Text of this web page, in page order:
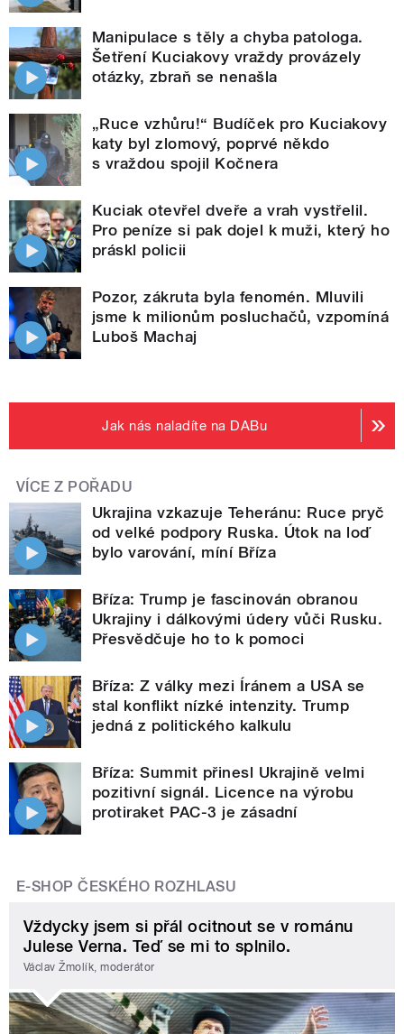
Manipulace s těly a chyba patologa.
Šetření Kuciakovy vraždy provázely
otázky, zbraň se nenašla
„Ruce vzhůru!“ Budíček pro Kuciakovy
katy byl zlomový, poprvé někdo
s vraždou spojil Kočnera
Kuciak otevřel dveře a vrah vystřelil.
Pro peníze si pak dojel k muži, který ho
práskl policii
Pozor, zákruta byla fenomén. Mluvili
jsme k milionům posluchačů, vzpomíná
Luboš Machaj
Jak nás naladíte na DABu
VÍCE Z POŘADU
Ukrajina vzkazuje Teheránu: Ruce pryč
od velké podpory Ruska. Útok na loď
bylo varování, míní Bříza
Bříza: Trump je fascinován obranou
Ukrajiny i dálkovými údery vůči Rusku.
Přesvědčuje ho to k pomoci
Bříza: Z války mezi Íránem a USA se
stal konflikt nízké intenzity. Trump
jedná z politického kalkulu
Bříza: Summit přinesl Ukrajině velmi
pozitivní signál. Licence na výrobu
protiraket PAC-3 je zásadní
E-SHOP ČESKÉHO ROZHLASU
Vždycky jsem si přál ocitnout se v románu
Julese Verna. Teď se mi to splnilo.
Václav Žmolík, moderátor